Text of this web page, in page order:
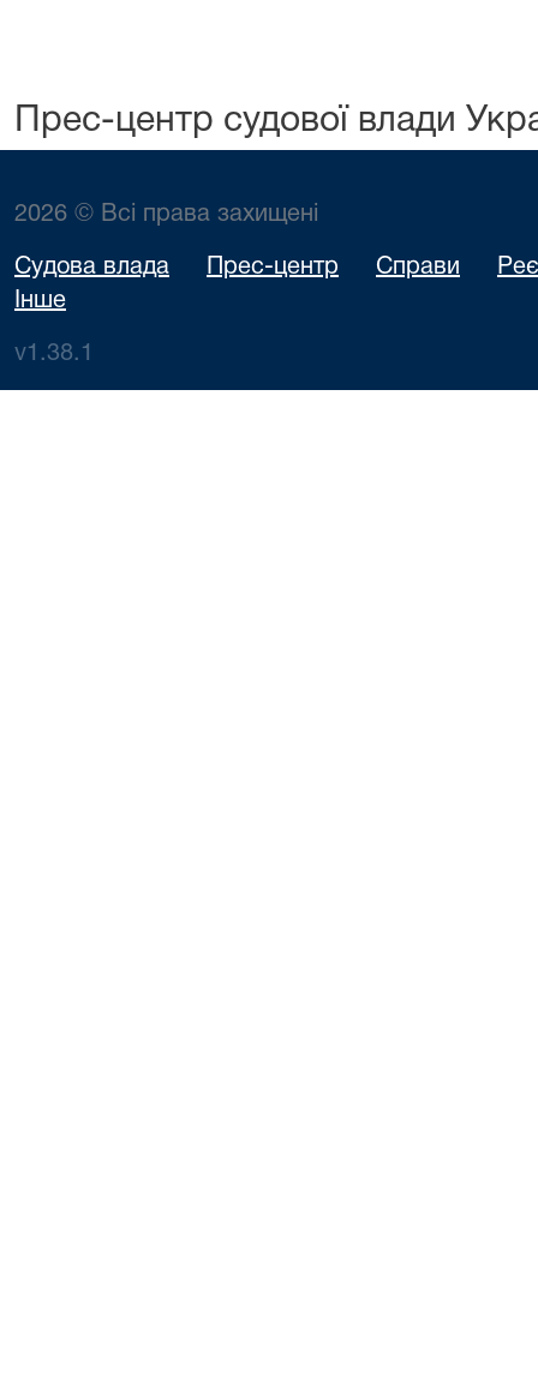
Прес-центр судової влади
2026 © Всі права захищені
Судова влада Прес-центр Справи
Інше
v1.38.1